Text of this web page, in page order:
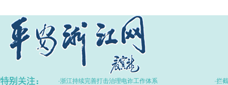
·浙江持续完善打击治理电诈工作体系 ·拦截黄